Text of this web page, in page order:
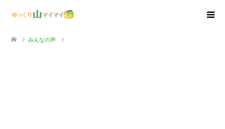
みんなの声